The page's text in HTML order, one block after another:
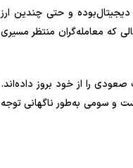
دیجیتال‌بوده و حتی چندین ارز
که معامله‌گران منتظر مسیری
صعودی را از خود بروز داده‌اند.
و سومی به‌طور ناگهانی توجه